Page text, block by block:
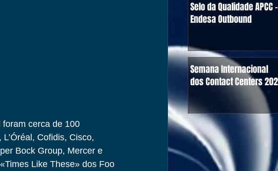
cerca de 100
Cofidis, Cisco,
Bock Group, Mercer e
Like These» dos Foo
Selo da Qualidade APCC -
Endesa Outbound
Semana Internacional
dos Contact Centers